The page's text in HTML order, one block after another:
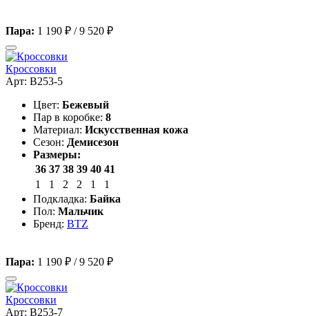
Пара: 1 190 ₽ /9 520 ₽
Кроссовки
Арт: B253-5
Цвет: Бежевый
Пар в коробке: 8
Материал: Искусственная кожа
Сезон: Демисезон
Размеры:
36 37 38 39 40 41
1
1 2 2 1
1
Подкладка: Байка
Пол: Мальчик
Бренд: BTZ
Пара: 1 190 ₽ /9 520 ₽
Кроссовки
Арт: B253-7